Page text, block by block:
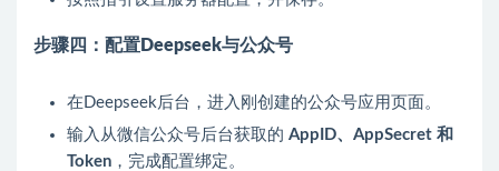
步骤四：配置Deepseek与公众号
在Deepseek后台，进入刚创建的公众号应用页面。
输入从微信公众号后台获取的 AppID、AppSecret 和
Token ，完成配置绑定。